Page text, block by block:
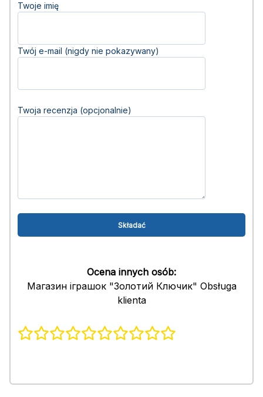
Twoje imię
Twój e-mail (nigdy nie pokazywany)
Twoja recenzja (opcjonalnie)
Ocena innych osób:
Магазин іграшок "Золотий Ключик" Obsługa
klienta